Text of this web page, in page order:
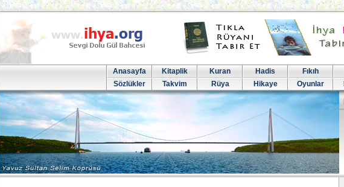
Anasayfa Kitaplik Kuran Hadis Fıkıh
Sözlükler
Takvim Rüya Hikaye Oyunlar